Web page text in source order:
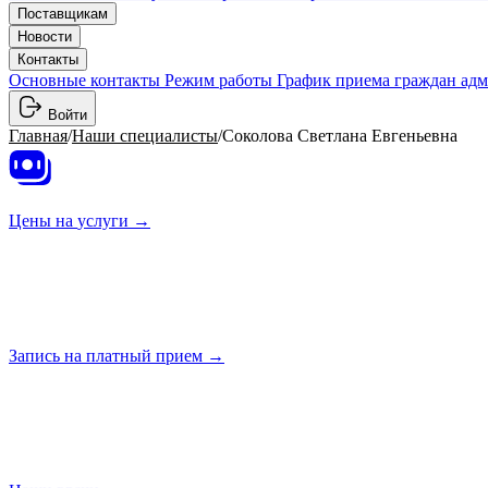
Поставщикам
Новости
Контакты
Основные контакты Режим работы График приема граждан
Войти
Главная/Наши специалисты/Соколова Светлана Евгеньевна
Цены на услуги →
Запись на платный прием →